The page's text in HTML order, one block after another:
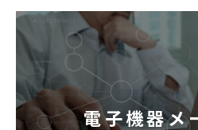
電子機器メ